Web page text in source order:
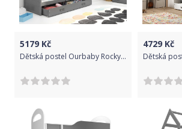
5179 Kč
Dětská postel Ourbaby Rocky 190x80 cm
4729 Kč